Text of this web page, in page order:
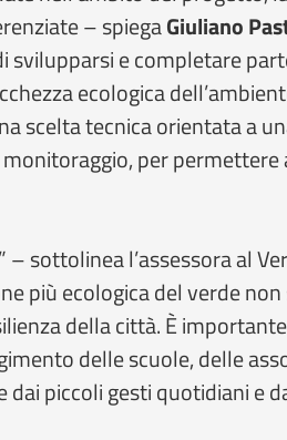
– spiegaGiuliano
e completare
ecologica
scelta tecnica orientata a
per
sottolinea l’assessora al
più ecologica del verde
della città. È
delle scuole, delle
piccoli gesti quotidiani e